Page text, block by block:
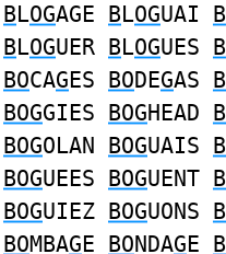
BLOGAGE BLOGUAI B
BLOGUER BLOGUES B
BOCAGES BODEGAS
BOGGIES BOGHEAD
BOGOLAN BOGUAIS
BOGUEES BOGUENT
BOGUIEZ BOGUONS
BOMBAGE BONDAGE